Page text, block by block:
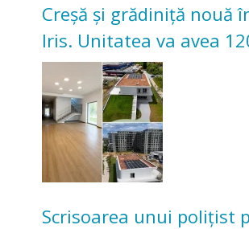
Creșă și grădiniță nouă
Iris. Unitatea va avea
pentru copii
Scrisoarea unui polițist